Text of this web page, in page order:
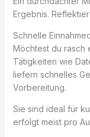
Ergebnis.
Schnelle
Möchtest du rasch
Tätigkeiten wie
liefern schnelles
Vorbereitung.
Sie sind ideal für
erfolgt meist pro